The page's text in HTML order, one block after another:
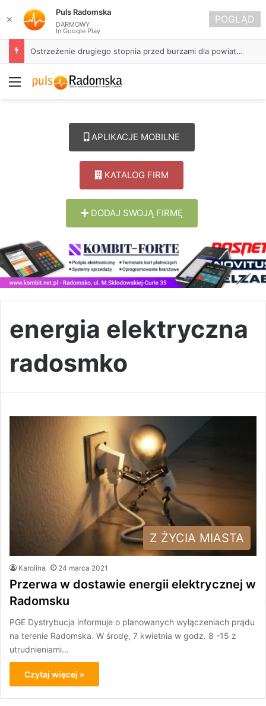
Ostrzeżenie drugiego stopnia przed burzami dla powiatu radomszczańskiego
Menu
APLIKACJE MOBILNE
KATALOG FIRM
DODAJ SWOJĄ FIRMĘ
energia elektryczna
radosmko
Z ŻYCIA MIASTA
Karolina 24 marca 2021
Przerwa w dostawie energii elektrycznej w
Radomsku
PGE Dystrybucja informuje o planowanych wyłączeniach prądu
na terenie Radomska. W środę, 7 kwietnia w godz. 8 -15 z
utrudnieniami…
Czytaj więcej »
✕
Puls Radomska
DARMOWY
In Google Play
POGLĄD